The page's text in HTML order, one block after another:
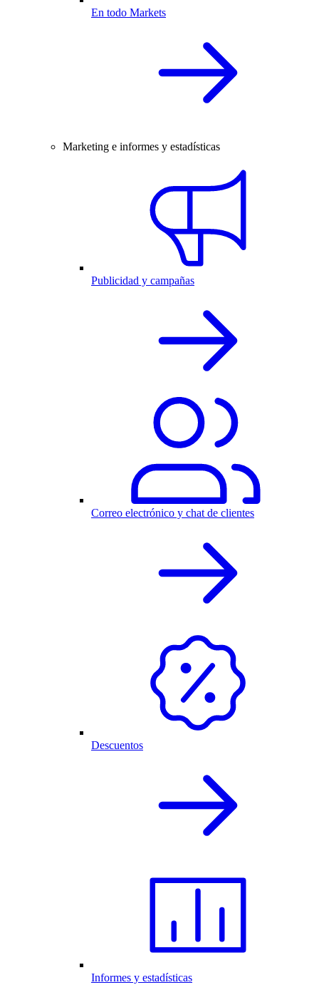
En todo Markets
Marketing e informes y estadísticas
Publicidad y campañas
Correo electrónico y chat de clientes
Descuentos
Informes y estadísticas